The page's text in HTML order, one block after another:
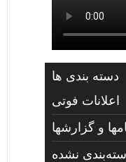
دسته بندی ها
اعلانات فوتی
و گزارشها
نشده